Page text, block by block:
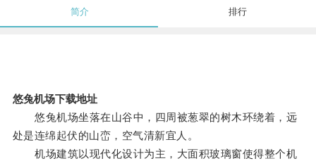
简介 排行
悠兔机场下载地址
悠兔机场坐落在山谷中，四周被葱翠的树木环绕着，远
处是连绵起伏的山峦，空气清新宜人。
机场建筑以现代化设计为主，大面积玻璃窗使得整个机